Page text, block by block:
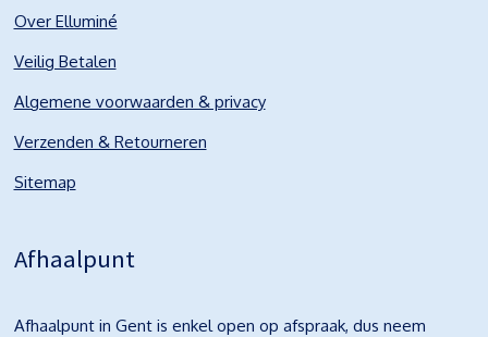
Over Elluminé
Veilig Betalen
Algemene voorwaarden & privacy
Verzenden & Retourneren
Sitemap
Afhaalpunt
Afhaalpunt in Gent is enkel open op afspraak, dus neem